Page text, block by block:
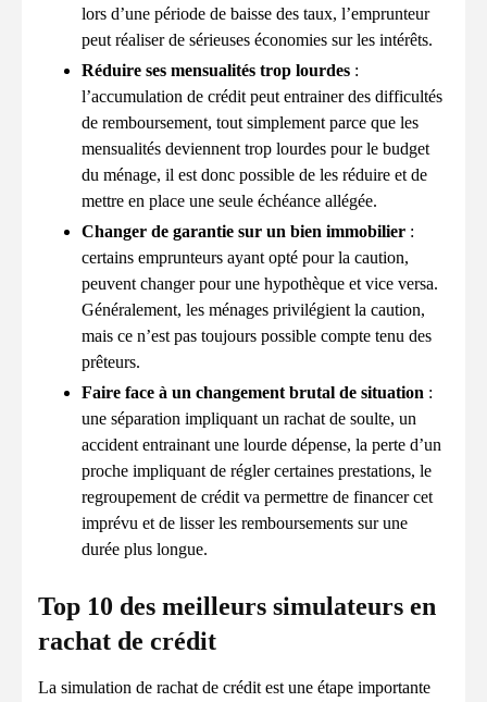
lors d’une période de baisse des taux, l’emprunteur
peut réaliser de sérieuses économies sur les intérêts.
Réduire ses mensualités trop lourdes :
l’accumulation de crédit peut entrainer des difficultés
de remboursement, tout simplement parce que les
mensualités deviennent trop lourdes pour le budget
du ménage, il est donc possible de les réduire et de
mettre en place une seule échéance allégée.
Changer de garantie sur un bien immobilier :
certains emprunteurs ayant opté pour la caution,
peuvent changer pour une hypothèque et vice versa.
Généralement, les ménages privilégient la caution,
mais ce n’est pas toujours possible compte tenu des
prêteurs.
Faire face à un changement brutal de situation :
une séparation impliquant un rachat de soulte, un
accident entrainant une lourde dépense, la perte d’un
proche impliquant de régler certaines prestations, le
regroupement de crédit va permettre de financer cet
imprévu et de lisser les remboursements sur une
durée plus longue.
Top 10 des meilleurs simulateurs en
rachat de crédit
La simulation de rachat de crédit est une étape importante